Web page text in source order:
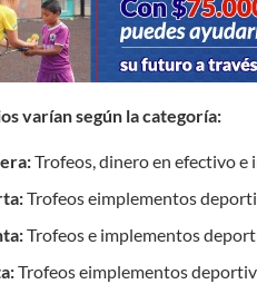
varían según la categoría:
Trofeos, dinero en efectivo
Trofeos eimplementos
Trofeos e implementos
Trofeos eimplementos